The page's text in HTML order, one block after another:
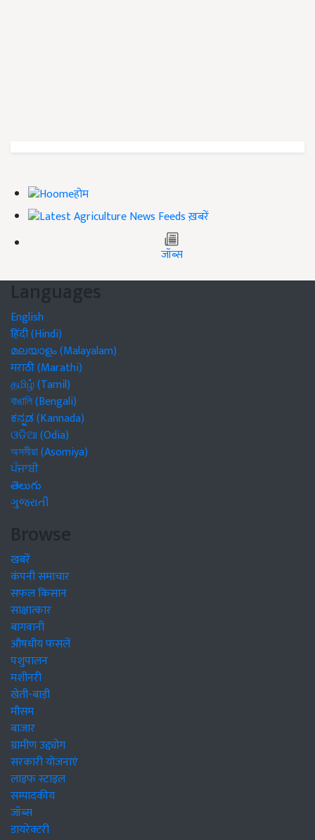
होम
ख़बरें
जॉब्स
Languages
English
हिंदी (Hindi)
മലയാളം (Malayalam)
मराठी (Marathi)
தமிழ் (Tamil)
বাঙালি (Bengali)
ಕನ್ನಡ (Kannada)
ଓଡିଆ (Odia)
অসমীয়া (Asomiya)
ਪੰਜਾਬੀ
తెలుగు
ગુજરાતી
Browse
खबरें
कंपनी समाचार
सफल किसान
साक्षात्कार
बागवानी
औषधीय फसलें
पशुपालन
मशीनरी
खेती-बाड़ी
मौसम
बाजार
ग्रामीण उद्द्योग
सरकारी योजनाएं
लाइफ स्टाइल
सम्पादकीय
जॉब्स
डायरेक्टरी